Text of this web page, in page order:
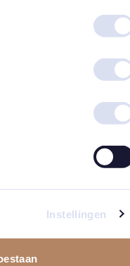
Instellingen